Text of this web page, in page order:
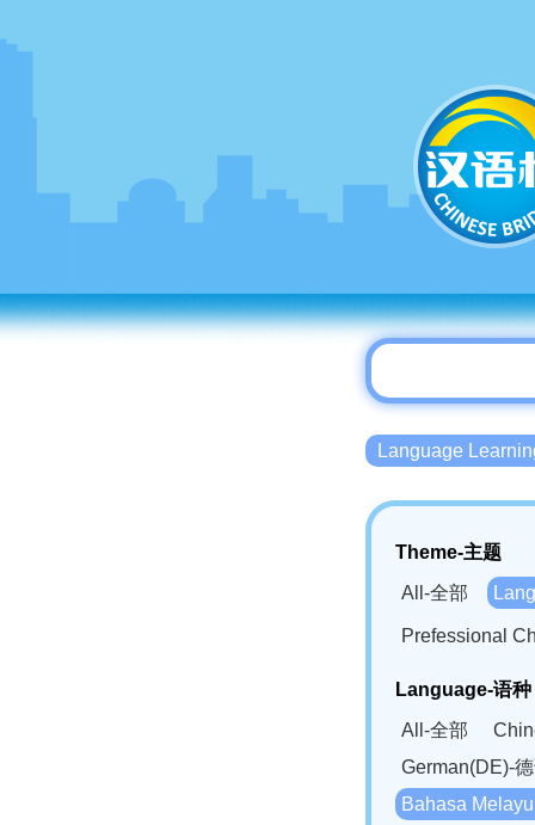
Language
Theme-主题
All-全部
Prefessional
Language-语种
All-全部
German(DE)-
Bahasa